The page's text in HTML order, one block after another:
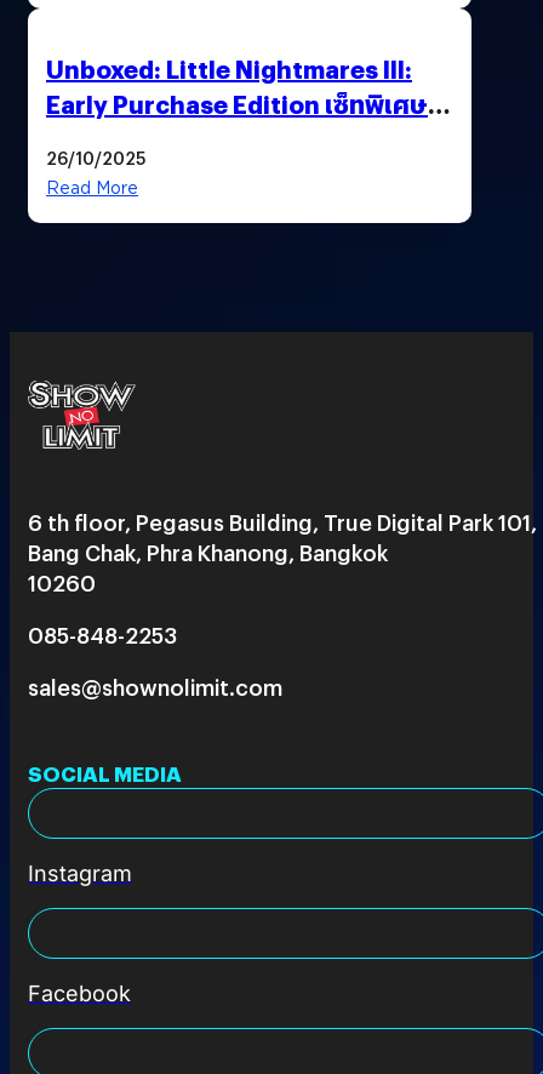
Unboxed: Little Nightmares III:
Early Purchase Edition เซ็ทพิเศษที่
ไปด้วยกัน..เอาชนะทุกความเหงาและ
26/10/2025
Read More
6 th floor, Pegasus Building, True Digital Park 101,
Bang Chak, Phra Khanong, Bangkok
10260
085-848-2253
sales@shownolimit.com
SOCIAL MEDIA
Instagram
Facebook